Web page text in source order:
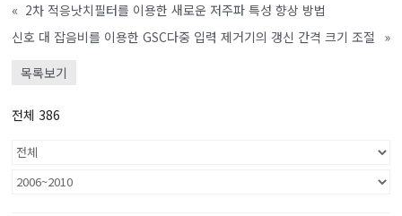
« 2차 적응낫치필터를 이용한 새로운 저주파 특성 향상 방법
신호 대 잡음비를 이용한 GSC다중 입력 제거기의 갱신 간격 크기 조절
»
목록보기
전체 386